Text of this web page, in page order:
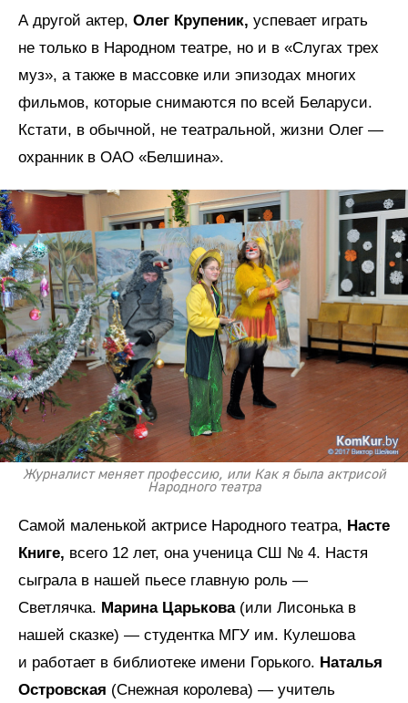
А другой актер, Олег Крупеник, успевает играть
не только в Народном театре, но и в «Слугах трех
муз», а также в массовке или эпизодах многих
фильмов, которые снимаются по всей Беларуси.
Кстати, в обычной, не театральной, жизни Олег —
охранник в ОАО «Белшина».
Журналист меняет профессию, или Как я была актрисой
Народного театра
Самой маленькой актрисе Народного театра, Насте
Книге, всего 12 лет, она ученица СШ № 4. Настя
сыграла в нашей пьесе главную роль —
Светлячка. Марина Царькова(или Лисонька в
нашей сказке) — студентка МГУ им. Кулешова
и работает в библиотеке имени Горького. Наталья
Островская (Снежная королева) — учитель